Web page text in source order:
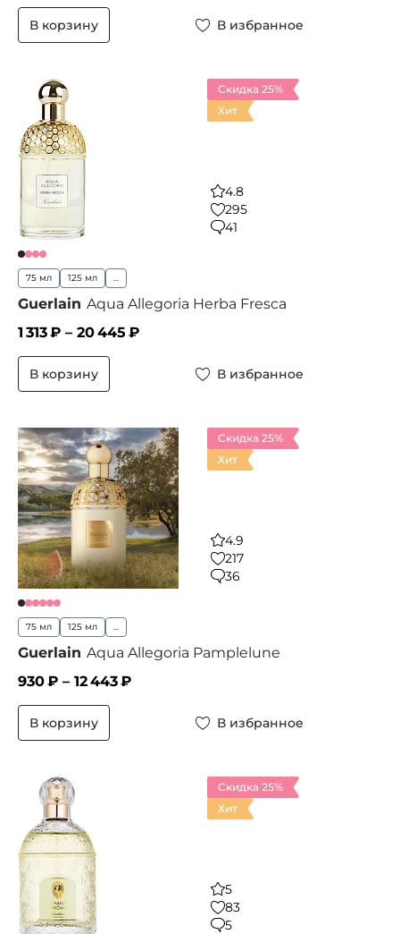
В корзину В избранное
Скидка 25%
Хит
4.8
295
41
75 мл 125 мл ...
Guerlain Aqua Allegoria Herba Fresca
1 313₽ – 20 445 ₽
В корзину В избранное
Скидка 25%
Хит
4.9
217
36
75 мл 125 мл ...
Guerlain Aqua Allegoria Pamplelune
930₽ – 12 443₽
В корзину В избранное
Скидка 25%
Хит
5
83
5